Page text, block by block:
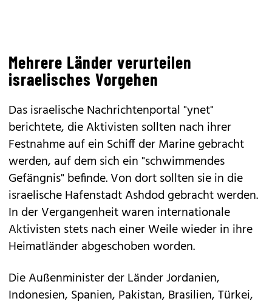
Mehrere Länder verurteilen
israelisches Vorgehen
Das israelische Nachrichtenportal "ynet"
berichtete, die Aktivisten sollten nach ihrer
Festnahme auf ein Schiff der Marine gebracht
werden, auf dem sich ein "schwimmendes
Gefängnis" befinde. Von dort sollten sie in die
israelische Hafenstadt Ashdod gebracht werden.
In der Vergangenheit waren internationale
Aktivisten stets nach einer Weile wieder in ihre
Heimatländer abgeschoben worden.
Die Außenminister der Länder Jordanien,
Indonesien, Spanien, Pakistan, Brasilien, Türkei,